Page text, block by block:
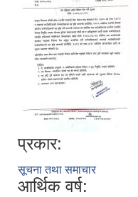
प्रकार:
सूचना तथा समाचार
आर्थिक वर्ष: